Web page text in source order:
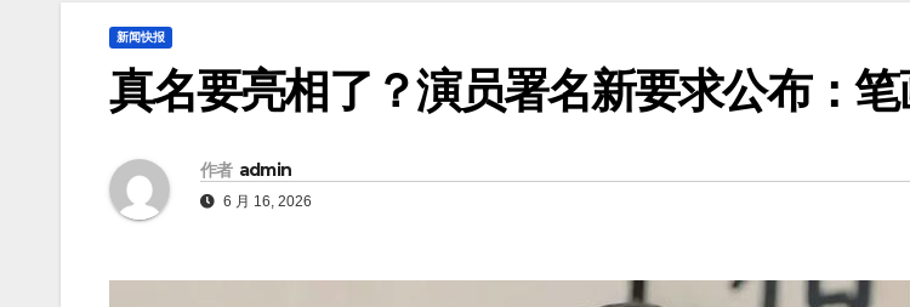
新闻快报
真名要亮相了？演员署名新要求公布：
作者 admin
6 月 16, 2026